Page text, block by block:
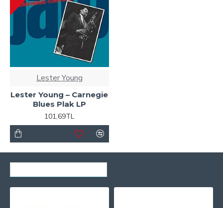
Lester Young
Lester Young ‎– Carnegie
Blues Plak LP
101,69TL